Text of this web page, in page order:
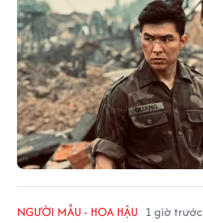
NGƯỜI MẪU - HOA HẬU 1 giờ trước